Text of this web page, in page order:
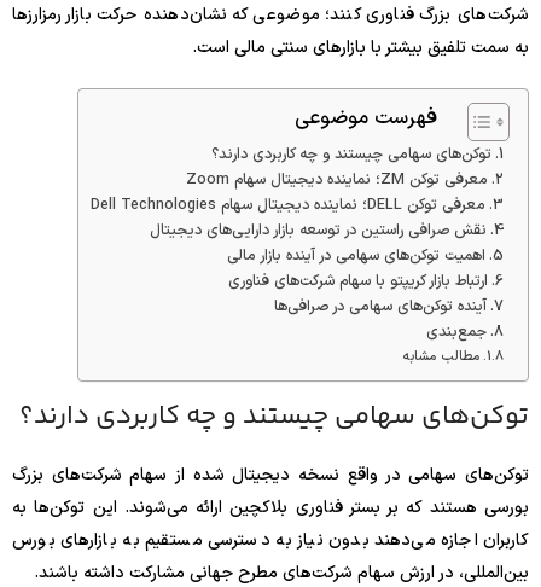
شرکت‌های بزرگ فناوری کنند؛ موضوعی که نشان‌دهنده حرکت بازار رمزارزها
به سمت تلفیق بیشتر با بازارهای سنتی مالی است.
فهرست موضوعی
توکن‌های سهامی چیستند و چه کاربردی دارند؟
معرفی توکن ZM؛ نماینده دیجیتال سهام Zoom
معرفی توکن DELL؛ نماینده دیجیتال سهام Dell Technologies
نقش صرافی راستین در توسعه بازار دارایی‌های دیجیتال
اهمیت توکن‌های سهامی در آینده بازار مالی
ارتباط بازار کریپتو با سهام شرکت‌های فناوری
آینده توکن‌های سهامی در صرافی‌ها
جمع‌بندی
مطالب مشابه
توکن‌های سهامی چیستند و چه کاربردی دارند؟
توکن‌های سهامی در واقع نسخه دیجیتال‌ شده از سهام شرکت‌های بزرگ
بورسی هستند که بر بستر فناوری بلاکچین ارائه می‌شوند. این توکن‌ها به
کاربران اجازه می‌دهند بدون نیاز به دسترسی مستقیم به بازارهای بورس
بین‌المللی، در ارزش سهام شرکت‌های مطرح جهانی مشارکت داشته باشند.